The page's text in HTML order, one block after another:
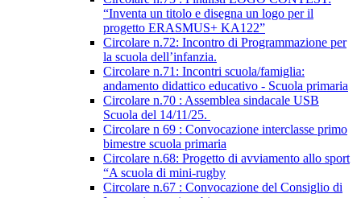
“Inventa un titolo e disegna un logo per il
progetto ERASMUS+ KA122”
Circolare n.72: Incontro di Programmazione per
la scuola dell’infanzia.
Circolare n.71: Incontri scuola/famiglia:
andamento didattico educativo - Scuola primaria
Circolare n.70 : Assemblea sindacale USB
Scuola del 14/11/25.
Circolare n 69 : Convocazione interclasse primo
bimestre scuola primaria
Circolare n.68: Progetto di avviamento allo sport
“A scuola di mini-rugby
Circolare n.67 : Convocazione del Consiglio di